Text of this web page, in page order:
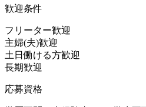
歓迎条件
フリーター歓迎
主婦(夫)歓迎
土日働ける方歓迎
長期歓迎
応募資格